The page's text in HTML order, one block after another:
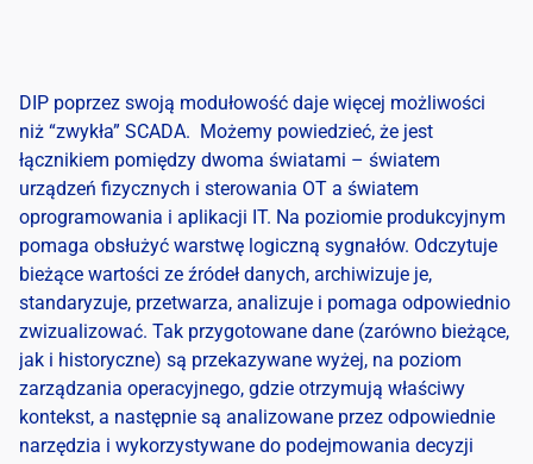
DIP poprzez swoją modułowość daje więcej możliwości
niż “zwykła” SCADA. Możemy powiedzieć, że jest
łącznikiem pomiędzy dwoma światami – światem
urządzeń fizycznych i sterowania OT a światem
oprogramowania i aplikacji IT. Na poziomie produkcyjnym
pomaga obsłużyć warstwę logiczną sygnałów. Odczytuje
bieżące wartości ze źródeł danych, archiwizuje je,
standaryzuje, przetwarza, analizuje i pomaga odpowiednio
zwizualizować. Tak przygotowane dane (zarówno bieżące,
jak i historyczne) są przekazywane wyżej, na poziom
zarządzania operacyjnego, gdzie otrzymują właściwy
kontekst, a następnie są analizowane przez odpowiednie
narzędzia i wykorzystywane do podejmowania decyzji